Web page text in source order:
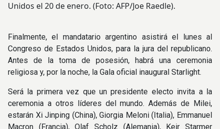
Unidos el 20 de enero. (Foto: AFP/Joe Raedle).
Finalmente, el mandatario argentino asistirá el lunes al
Congreso de Estados Unidos, para la jura del republicano.
Antes de la toma de posesión, habrá una ceremonia
religiosa y, por la noche, la Gala oficial inaugural Starlight.
Será la primera vez que un presidente electo invita a la
ceremonia a otros líderes del mundo. Además de Milei,
estarán Xi Jinping (China), Giorgia Meloni (Italia), Emmanuel
Macron (Francia), Olaf Scholz (Alemania), Keir Starmer